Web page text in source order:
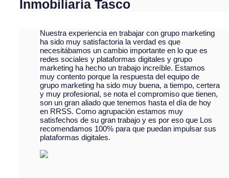
Inmobiliaria Tasco
Nuestra experiencia en trabajar con grupo marketing
ha sido muy satisfactoria la verdad es que
necesitábamos un cambio importante en lo que es
redes sociales y plataformas digitales y grupo
marketing ha hecho un trabajo increíble. Estamos
muy contento porque la respuesta del equipo de
grupo marketing ha sido muy buena, a tiempo, certera
y muy profesional, se nota el compromiso que tienen,
son un gran aliado que tenemos hasta el día de hoy
en RRSS. Como agrupación estamos muy
satisfechos de su gran trabajo y es por eso que Los
recomendamos 100% para que puedan impulsar sus
plataformas digitales.